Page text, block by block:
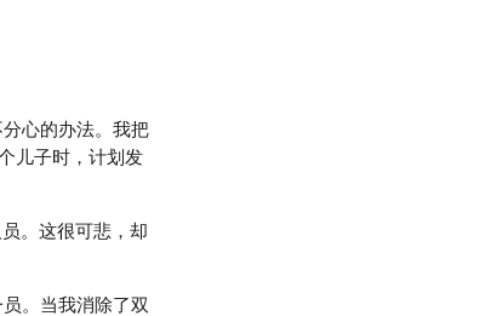
心的办法。我把
儿子时，计划发
。这很可悲，却
。当我消除了双